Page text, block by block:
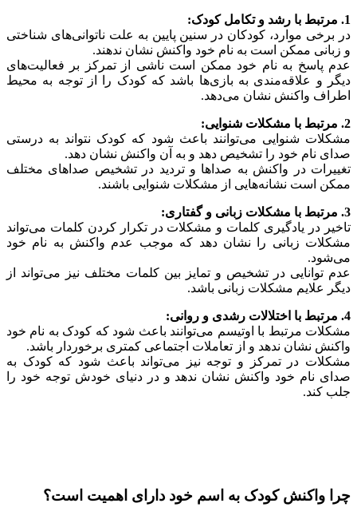
1. مرتبط با رشد و تکامل کودک:
در برخی موارد، کودکان در سنین پایین به علت ناتوانی‌های شناختی
و زبانی ممکن است به نام خود واکنش نشان ندهند.
عدم پاسخ به نام خود ممکن است ناشی از تمرکز بر فعالیت‌های
دیگر و علاقه‌مندی به بازی‌ها باشد که کودک را از توجه به محیط
اطراف واکنش نشان می‌دهد.
2. مرتبط با مشکلات شنوایی:
مشکلات شنوایی می‌توانند باعث شود که کودک نتواند به درستی
صدای نام خود را تشخیص دهد و به آن واکنش نشان دهد.
تغییرات در واکنش به صداها و تردید در تشخیص صداهای مختلف
ممکن است نشانه‌هایی از مشکلات شنوایی باشند.
3. مرتبط با مشکلات زبانی و گفتاری:
تاخیر در یادگیری کلمات و مشکلات در تکرار کردن کلمات می‌تواند
مشکلات زبانی را نشان دهد که موجب عدم واکنش به نام خود
می‌شود.
عدم توانایی در تشخیص و تمایز بین کلمات مختلف نیز می‌تواند از
دیگر علایم مشکلات زبانی باشد.
4. مرتبط با اختلالات رشدی و روانی:
مشکلات مرتبط با اوتیسم می‌توانند باعث شود که کودک به نام خود
واکنش نشان ندهد و از تعاملات اجتماعی کمتری برخوردار باشد.
مشکلات در تمرکز و توجه نیز می‌تواند باعث شود که کودک به
صدای نام خود واکنش نشان ندهد و در دنیای خودش توجه خود را
جلب کند.
چرا واکنش کودک به اسم خود دارای اهمیت است؟